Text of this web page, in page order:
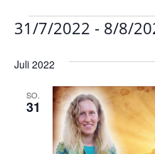
31/7/2022 - 8/8/
wählen.
Juli 2022
SO.
31